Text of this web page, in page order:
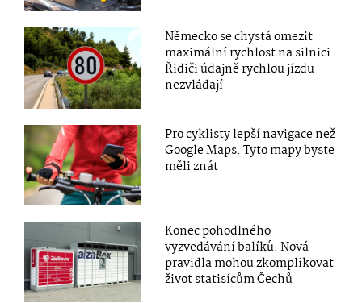
Německo se chystá omezit
maximální rychlost na silnici.
Řidiči údajně rychlou jízdu
nezvládají
Pro cyklisty lepší navigace než
Google Maps. Tyto mapy byste
měli znát
Konec pohodlného
vyzvedávání balíků. Nová
pravidla mohou zkomplikovat
život statisícům Čechů